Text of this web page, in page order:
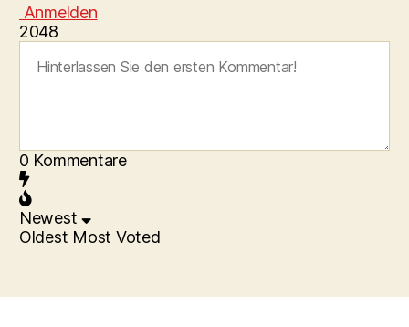
Anmelden
2048
0 Kommentare
Newest
Oldest Most Voted